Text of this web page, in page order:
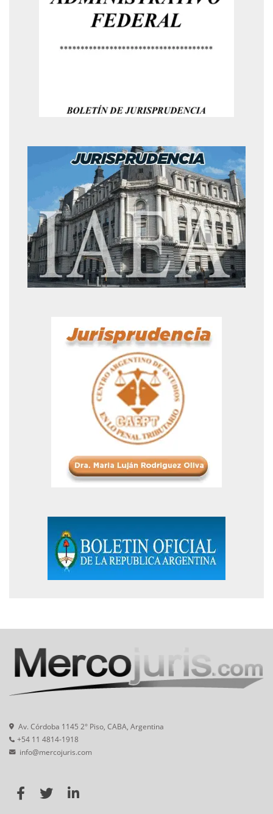
Av. Córdoba 1145 2° Piso, CABA, Argentina
+54 11 4814-1918
info@mercojuris.com